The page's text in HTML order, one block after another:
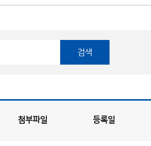
검색
첨부파일 등록일